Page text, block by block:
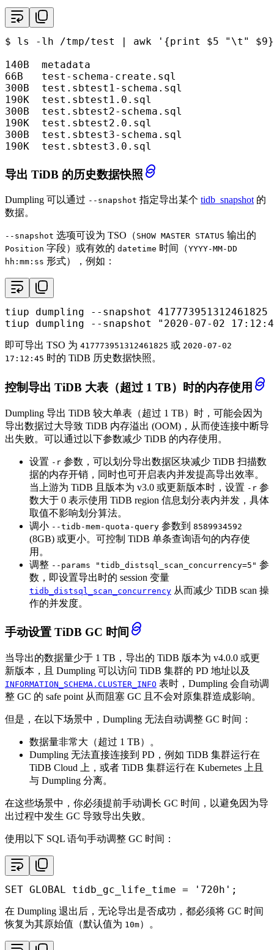
$ ls -lh /tmp/test | awk
'{print $5 "\t"
140B  metadata
66B   test-schema-create.sql
300B  test.sbtest1-schema.sql
190K  test.sbtest1.0.sql
300B  test.sbtest2-schema.sql
190K  test.sbtest2.0.sql
300B  test.sbtest3-schema.sql
190K  test.sbtest3.0.sql
导出 TiDB 的历史数据快照
Dumpling 可以通过 --snapshot 指定导出某个 tidb_snapshot 的
数据。
--snapshot 选项可设为 TSO（ SHOW MASTER STATUS 输出的
Position 字段）或有效的 datetime 时间（YYYY-MM-DD
hh:mm:ss 形式），例如：
tiup dumpling --snapshot 417773951312461825
tiup dumpling --snapshot
"2020-07-02
即可导出 TSO 为 417773951312461825 或 2020-07-02
17:12:45 时的 TiDB 历史数据快照。
控制导出 TiDB 大表（超过 1 TB）时的内存使用
Dumpling 导出 TiDB 较大单表（超过 1 TB）时，可能会因为
导出数据过大导致 TiDB 内存溢出 (OOM)，从而使连接中断导
出失败。可以通过以下参数减少 TiDB 的内存使用。
设置 -r 参数，可以划分导出数据区块减少 TiDB 扫描数
据的内存开销，同时也可开启表内并发提高导出效率。
当上游为 TiDB 且版本为 v3.0 或更新版本时，设置 -r 参
数大于 0 表示使用 TiDB region 信息划分表内并发，具体
取值不影响划分算法。
调小 --tidb-mem-quota-query 参数到 8589934592
(8GB) 或更小。可控制 TiDB 单条查询语句的内存使
用。
调整 --params "tidb_distsql_scan_concurrency=5" 参
数，即设置导出时的 session 变量
tidb_distsql_scan_concurrency 从而减少 TiDB scan 操
作的并发度。
手动设置 TiDB GC 时间
当导出的数据量少于 1 TB，导出的 TiDB 版本为 v4.0.0 或更
新版本，且 Dumpling 可以访问 TiDB 集群的 PD 地址以及
INFORMATION_SCHEMA.CLUSTER_INFO 表时，Dumpling 会自动调
整 GC 的 safe point 从而阻塞 GC 且不会对原集群造成影响。
但是，在以下场景中，Dumpling 无法自动调整 GC 时间：
数据量非常大（超过 1 TB）。
Dumpling 无法直接连接到 PD，例如 TiDB 集群运行在
TiDB Cloud 上，或者 TiDB 集群运行在 Kubernetes 上且
与 Dumpling 分离。
在这些场景中，你必须提前手动调长 GC 时间，以避免因为导
出过程中发生 GC 导致导出失败。
使用以下 SQL 语句手动调整 GC 时间：
SET GLOBAL tidb_gc_life_time = '720h' ;
在 Dumpling 退出后，无论导出是否成功，都必须将 GC 时间
恢复为其原始值（默认值为 10m）。